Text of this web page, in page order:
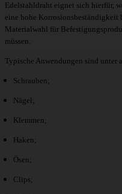
Edelstahldraht eignet sich hierfür,
eine hohe Korrosionsbeständigkeit
Materialwahl für
müssen.
Typische Anwendungen sind unter
Schrauben;
Nägel;
Klemmen;
Haken;
Ösen;
Clips;